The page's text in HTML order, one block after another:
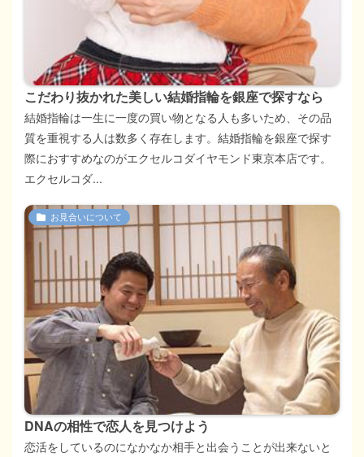
こだわり抜かれた美しい結婚指輪を銀座で探すなら
結婚指輪は一生に一度の買い物となる人も多いため、その品
質を重視する人は数多く存在します。結婚指輪を銀座で探す
際におすすめなのがエクセルコダイヤモンド東京本店です。
エクセルコダ...
お見合いについて
DNAの相性で恋人を見つけよう
恋活をしているのになかなか相手と出会うことが出来ないと